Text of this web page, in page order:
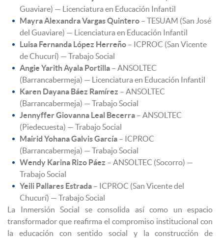
Guaviare) — Licenciatura en Educación Infantil
Mayra Alexandra Vargas Quintero – TESUAM (San José
del Guaviare) — Licenciatura en Educación Infantil
Luisa Fernanda López Herreño – ICPROC (San Vicente
de Chucurí) — Trabajo Social
Angie Yarith Ayala Portilla – ANSOLTEC
(Barrancabermeja) — Licenciatura en Educación Infantil
Karen Dayana Báez Ramírez – ANSOLTEC
(Barrancabermeja) — Trabajo Social
Jennyffer Giovanna Leal Becerra – ANSOLTEC
(Piedecuesta) — Trabajo Social
Mairid Yohana Galvis García – ICPROC
(Barrancabermeja) — Trabajo Social
Wendy Karina Rizo Páez – ANSOLTEC (Socorro) —
Trabajo Social
Yeili Pallares Estrada – ICPROC (San Vicente del
Chucurí) — Trabajo Social
La Inmersión Social se consolida así como un espacio
transformador que reafirma el compromiso institucional con
la educación con sentido social y la construcción de